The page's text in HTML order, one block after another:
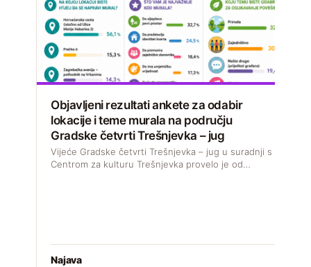
Objavljeni rezultati ankete za odabir
lokacije i teme murala na području
Gradske četvrti Trešnjevka – jug
Vijeće Gradske četvrti Trešnjevka – jug u suradnji s
Centrom za kulturu Trešnjevka provelo je od…
Najava